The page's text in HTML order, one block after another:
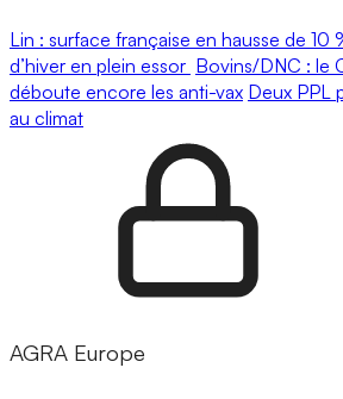
Lin : surface française en hausse de 10
d’hiver en plein essor Bovins/DNC : le
déboute encore les anti-vax Deux PPL
au climat
AGRA Europe